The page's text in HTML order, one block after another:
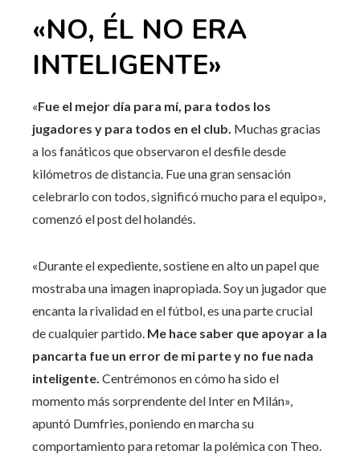
«NO, ÉL NO ERA
INTELIGENTE»
«Fue el mejor día para mí, para todos los
jugadores y para todos en el club. Muchas gracias
a los fanáticos que observaron el desfile desde
kilómetros de distancia. Fue una gran sensación
celebrarlo con todos, significó mucho para el equipo»,
comenzó el post del holandés.
«Durante el expediente, sostiene en alto un papel que
mostraba una imagen inapropiada. Soy un jugador que
encanta la rivalidad en el fútbol, ​​es una parte crucial
de cualquier partido. Me hace saber que apoyar a la
pancarta fue un error de mi parte y no fue nada
inteligente. Centrémonos en cómo ha sido el
momento más sorprendente del Inter en Milán»,
apuntó Dumfries, poniendo en marcha su
comportamiento para retomar la polémica con Theo.